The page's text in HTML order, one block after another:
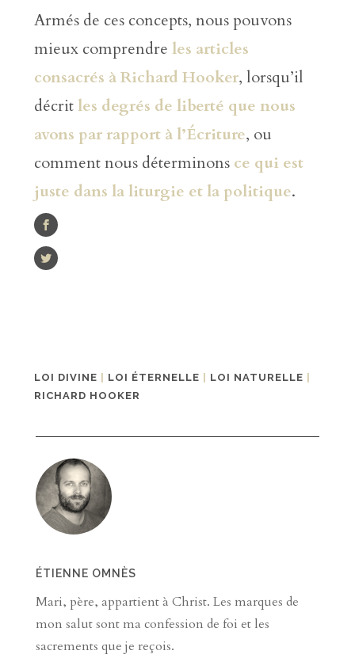
Armés de ces concepts, nous pouvons
mieux comprendre les articles
consacrés à Richard Hooker, lorsqu’il
décritles degrés de liberté que nous
avons par rapport à l’Écriture, ou
comment nous déterminons ce qui est
juste dans la liturgie et la politique.
LOI DIVINE | LOI ÉTERNELLE | LOI NATURELLE |
RICHARD HOOKER
ÉTIENNE OMNÈS
Mari, père, appartient à Christ. Les marques de
mon salut sont ma confession de foi et les
sacrements que je reçois.